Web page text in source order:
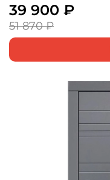
39 900 ₽
51 870 ₽